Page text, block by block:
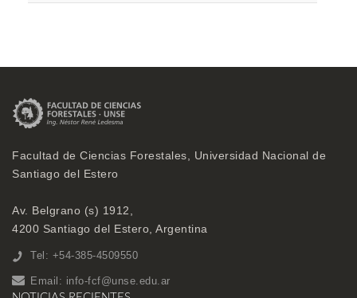
Facultad de Ciencias Forestales, Universidad Nacional de
Santiago del Estero
Av. Belgrano (s) 1912,
4200 Santiago del Estero, Argentina
Tel: +54-385-4509550
Email: info-fcf@unse.edu.ar